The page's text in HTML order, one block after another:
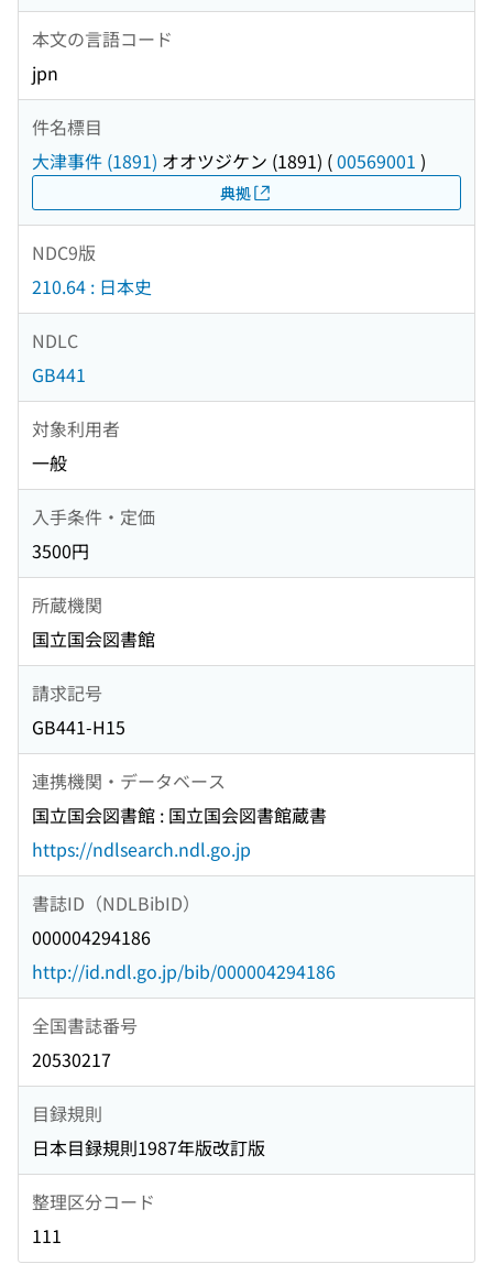
本文の言語コード
jpn
件名標目
大津事件 (1891) オオツジケン (1891) (00569001 )
典拠
NDC9版
210.64 : 日本史
NDLC
GB441
対象利用者
一般
入手条件・定価
3500円
所蔵機関
国立国会図書館
請求記号
GB441-H15
連携機関・データベース
国立国会図書館 : 国立国会図書館蔵書
https://ndlsearch.ndl.go.jp
書誌ID（NDLBibID）
000004294186
http://id.ndl.go.jp/bib/000004294186
全国書誌番号
20530217
目録規則
日本目録規則1987年版改訂版
整理区分コード
111